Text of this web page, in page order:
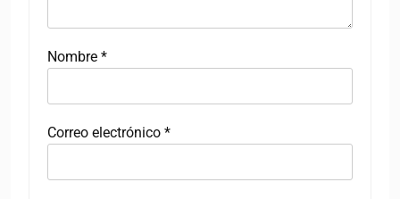
Nombre *
Correo electrónico *